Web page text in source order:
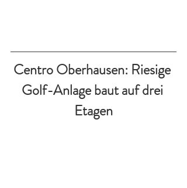
Centro Oberhausen: Riesige
Golf-Anlage baut auf drei
Etagen